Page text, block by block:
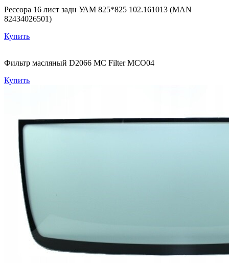
Рессора 16 лист задн УАМ 825*825 102.161013 (MAN
82434026501)
Купить
Фильтр масляный D2066 MC Filter MCO04
Купить